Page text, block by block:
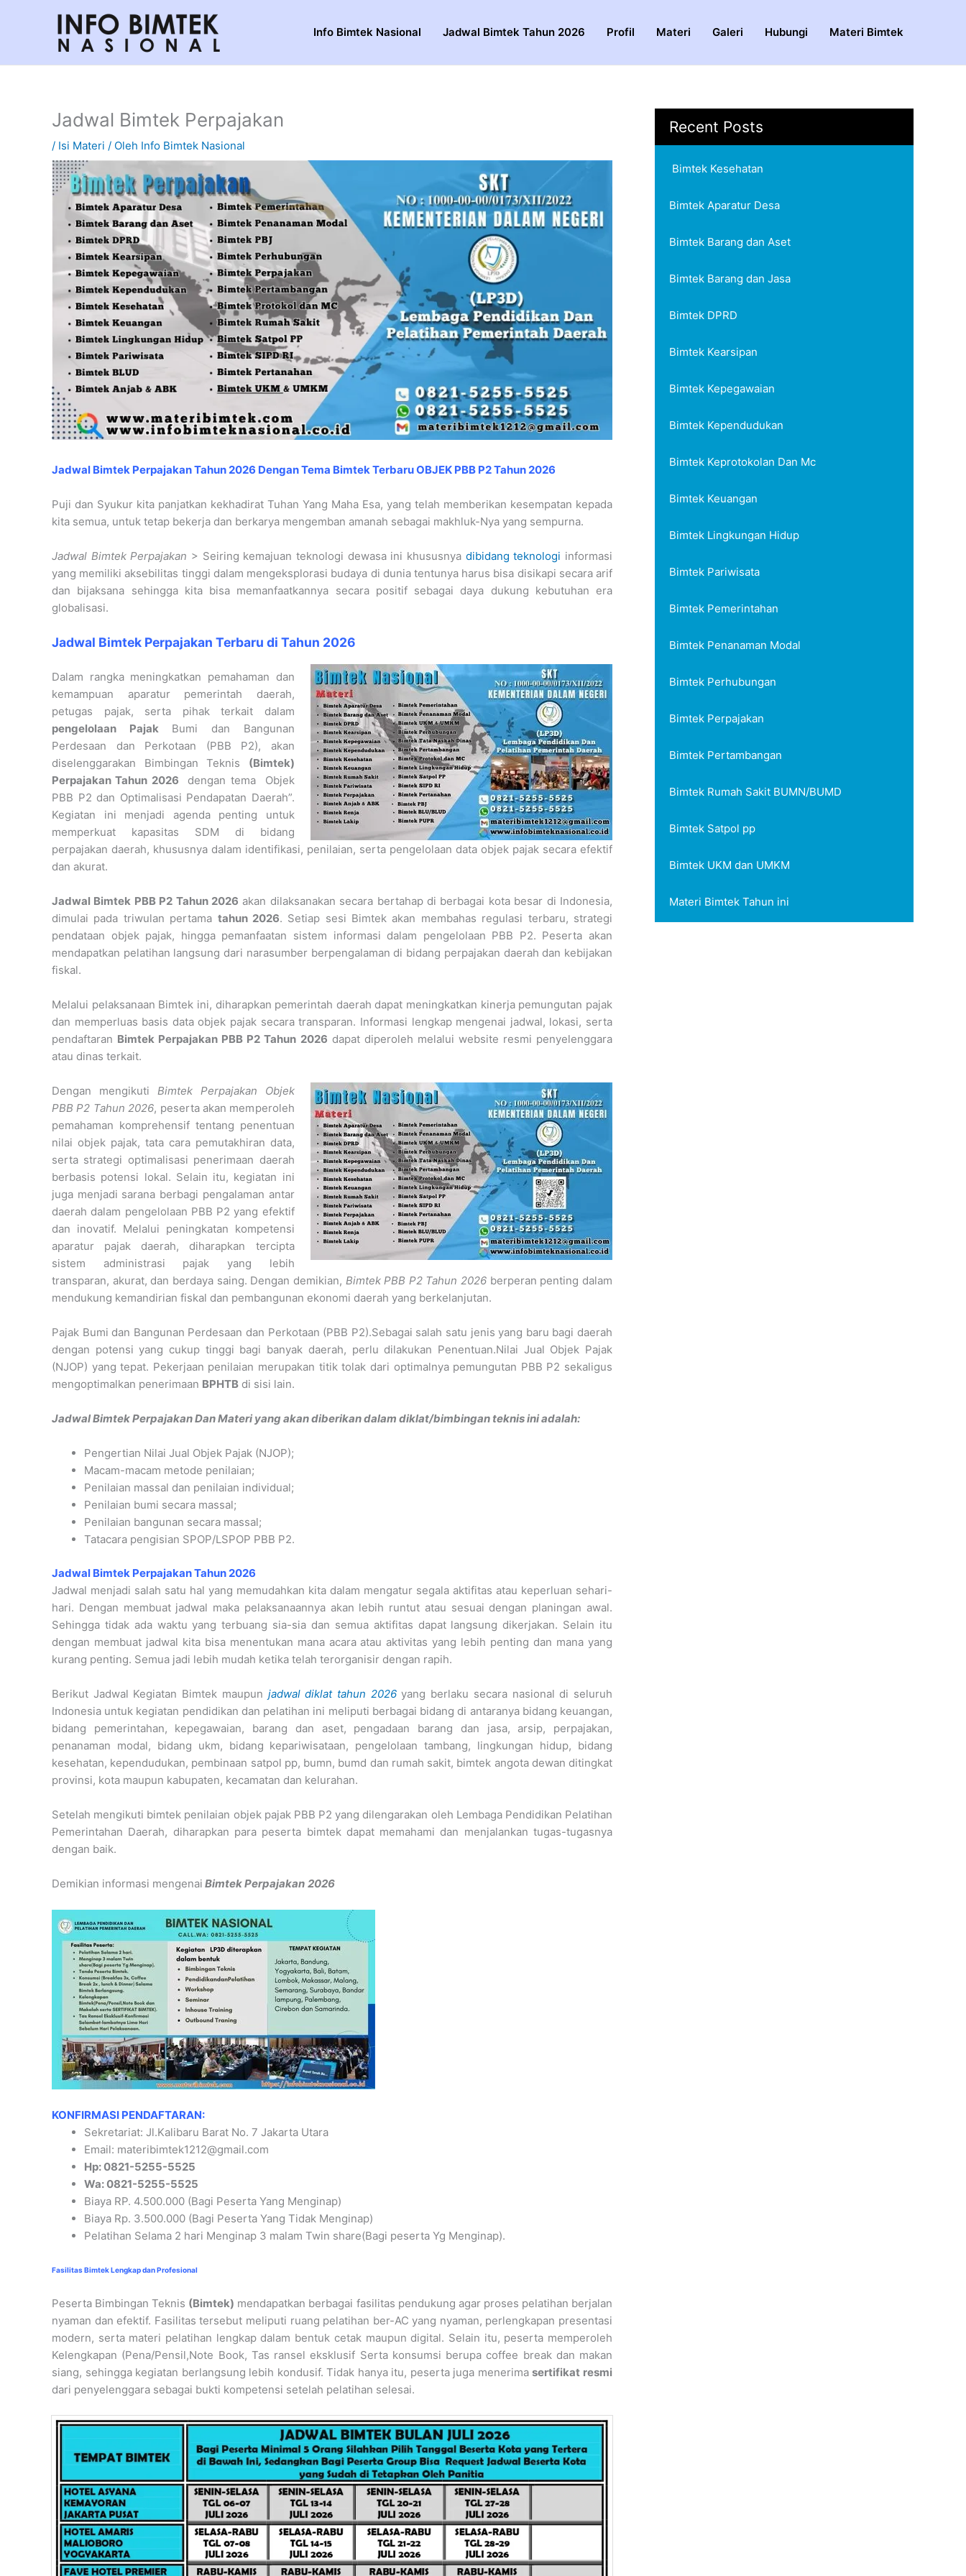
Info Bimtek Nasional Jadwal Bimtek Tahun 2026 Profil Materi Galeri Hubungi Materi Bimtek
Jadwal Bimtek Perpajakan
/ Isi Materi / Oleh Info Bimtek Nasional
Jadwal Bimtek Perpajakan Tahun 2026 Dengan Tema Bimtek Terbaru OBJEK PBB P2 Tahun 2026
Puji dan Syukur kita panjatkan kekhadirat Tuhan Yang Maha Esa, yang telah memberikan kesempatan kepada
kita semua, untuk tetap bekerja dan berkarya mengemban amanah sebagai makhluk-Nya yang sempurna.
Jadwal Bimtek Perpajakan > Seiring kemajuan teknologi dewasa ini khususnya dibidang teknologi informasi
yang memiliki aksebilitas tinggi dalam mengeksplorasi budaya di dunia tentunya harus bisa disikapi secara arif
dan bijaksana sehingga kita bisa memanfaatkannya secara positif sebagai daya dukung kebutuhan era
globalisasi.
Jadwal Bimtek Perpajakan Terbaru di Tahun 2026
Dalam rangka meningkatkan pemahaman dan
kemampuan aparatur pemerintah daerah,
petugas pajak, serta pihak terkait dalam
pengelolaan PajakBumi dan Bangunan
Perdesaan dan Perkotaan (PBB P2), akan
diselenggarakan Bimbingan Teknis (Bimtek)
Perpajakan Tahun 2026 dengan tema Objek
PBB P2 dan Optimalisasi Pendapatan Daerah”.
Kegiatan ini menjadi agenda penting untuk
memperkuat kapasitas SDM di bidang
perpajakan daerah, khususnya dalam identifikasi, penilaian, serta pengelolaan data objek pajak secara efektif
dan akurat.
Jadwal Bimtek PBB P2 Tahun 2026 akan dilaksanakan secara bertahap di berbagai kota besar di Indonesia,
dimulai pada triwulan pertama tahun 2026. Setiap sesi Bimtek akan membahas regulasi terbaru, strategi
pendataan objek pajak, hingga pemanfaatan sistem informasi dalam pengelolaan PBB P2. Peserta akan
mendapatkan pelatihan langsung dari narasumber berpengalaman di bidang perpajakan daerah dan kebijakan
fiskal.
Melalui pelaksanaan Bimtek ini, diharapkan pemerintah daerah dapat meningkatkan kinerja pemungutan pajak
dan memperluas basis data objek pajak secara transparan. Informasi lengkap mengenai jadwal, lokasi, serta
pendaftaran Bimtek Perpajakan PBB P2 Tahun 2026 dapat diperoleh melalui website resmi penyelenggara
atau dinas terkait.
Dengan mengikuti Bimtek Perpajakan Objek
PBB P2 Tahun 2026, peserta akan memperoleh
pemahaman komprehensif tentang penentuan
nilai objek pajak, tata cara pemutakhiran data,
serta strategi optimalisasi penerimaan daerah
berbasis potensi lokal. Selain itu, kegiatan ini
juga menjadi sarana berbagi pengalaman antar
daerah dalam pengelolaan PBB P2 yang efektif
dan inovatif. Melalui peningkatan kompetensi
aparatur pajak daerah, diharapkan tercipta
sistem administrasi pajak yang lebih
transparan, akurat, dan berdaya saing. Dengan demikian, Bimtek PBB P2 Tahun 2026 berperan penting dalam
mendukung kemandirian fiskal dan pembangunan ekonomi daerah yang berkelanjutan.
Pajak Bumi dan Bangunan Perdesaan dan Perkotaan (PBB P2).Sebagai salah satu jenis yang baru bagi daerah
dengan potensi yang cukup tinggi bagi banyak daerah, perlu dilakukan Penentuan.Nilai Jual Objek Pajak
(NJOP) yang tepat. Pekerjaan penilaian merupakan titik tolak dari optimalnya pemungutan PBB P2 sekaligus
mengoptimalkan penerimaan BPHTB di sisi lain.
Jadwal Bimtek Perpajakan Dan Materi yang akan diberikan dalam diklat/bimbingan teknis ini adalah:
Pengertian Nilai Jual Objek Pajak (NJOP);
Macam-macam metode penilaian;
Penilaian massal dan penilaian individual;
Penilaian bumi secara massal;
Penilaian bangunan secara massal;
Tatacara pengisian SPOP/LSPOP PBB P2.
Jadwal Bimtek Perpajakan Tahun 2026
Jadwal menjadi salah satu hal yang memudahkan kita dalam mengatur segala aktifitas atau keperluan sehari-
hari. Dengan membuat jadwal maka pelaksanaannya akan lebih runtut atau sesuai dengan planingan awal.
Sehingga tidak ada waktu yang terbuang sia-sia dan semua aktifitas dapat langsung dikerjakan. Selain itu
dengan membuat jadwal kita bisa menentukan mana acara atau aktivitas yang lebih penting dan mana yang
kurang penting. Semua jadi lebih mudah ketika telah terorganisir dengan rapih.
Berikut Jadwal Kegiatan Bimtek maupun jadwal diklat tahun 2026yang berlaku secara nasional di seluruh
Indonesia untuk kegiatan pendidikan dan pelatihan ini meliputi berbagai bidang di antaranya bidang keuangan,
bidang pemerintahan, kepegawaian, barang dan aset, pengadaan barang dan jasa, arsip, perpajakan,
penanaman modal, bidang ukm, bidang kepariwisataan, pengelolaan tambang, lingkungan hidup, bidang
kesehatan, kependudukan, pembinaan satpol pp, bumn, bumd dan rumah sakit, bimtek angota dewan ditingkat
provinsi, kota maupun kabupaten, kecamatan dan kelurahan.
Setelah mengikuti bimtek penilaian objek pajak PBB P2 yang dilengarakan oleh Lembaga Pendidikan Pelatihan
Pemerintahan Daerah, diharapkan para peserta bimtek dapat memahami dan menjalankan tugas-tugasnya
dengan baik.
Demikian informasi mengenai Bimtek Perpajakan 2026
KONFIRMASI PENDAFTARAN:
Sekretariat: Jl.Kalibaru Barat No. 7 Jakarta Utara
Email: materibimtek1212@gmail.com
Hp: 0821-5255-5525
Wa: 0821-5255-5525
Biaya RP. 4.500.000 (Bagi Peserta Yang Menginap)
Biaya Rp. 3.500.000 (Bagi Peserta Yang Tidak Menginap)
Pelatihan Selama 2 hari Menginap 3 malam Twin share(Bagi peserta Yg Menginap).
Fasilitas Bimtek Lengkap dan Profesional
Peserta Bimbingan Teknis (Bimtek) mendapatkan berbagai fasilitas pendukung agar proses pelatihan berjalan
nyaman dan efektif. Fasilitas tersebut meliputi ruang pelatihan ber-AC yang nyaman, perlengkapan presentasi
modern, serta materi pelatihan lengkap dalam bentuk cetak maupun digital. Selain itu, peserta memperoleh
Kelengkapan (Pena/Pensil,Note Book, Tas ransel eksklusif Serta konsumsi berupa coffee break dan makan
siang, sehingga kegiatan berlangsung lebih kondusif. Tidak hanya itu, peserta juga menerimasertifikat resmi
dari penyelenggara sebagai bukti kompetensi setelah pelatihan selesai.
Recent Posts
Bimtek Kesehatan
Bimtek Aparatur Desa
Bimtek Barang dan Aset
Bimtek Barang dan Jasa
Bimtek DPRD
Bimtek Kearsipan
Bimtek Kepegawaian
Bimtek Kependudukan
Bimtek Keprotokolan Dan Mc
Bimtek Keuangan
Bimtek Lingkungan Hidup
Bimtek Pariwisata
Bimtek Pemerintahan
Bimtek Penanaman Modal
Bimtek Perhubungan
Bimtek Perpajakan
Bimtek Pertambangan
Bimtek Rumah Sakit BUMN/BUMD
Bimtek Satpol pp
Bimtek UKM dan UMKM
Materi Bimtek Tahun ini